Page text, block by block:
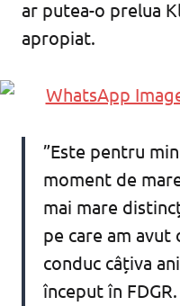
ar putea-o prelua
apropiat.
”Este pentru
moment de
mai mare
pe care am avut
conduc câțiva
început în